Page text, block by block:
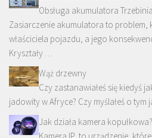
Obsługa akumulatora
Zasiarczenie akumulatora to
właściciela pojazdu, a jego
Kryształy …
Wąż drzewny
Czy zastanawiałeś się kiedyś
jadowity w Afryce? Czy myślałeś o
Jak działa kamera kopułkowa?